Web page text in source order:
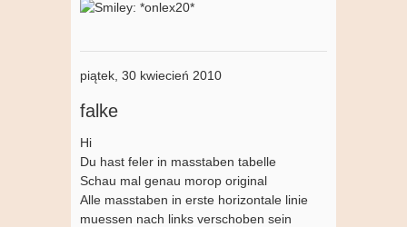
piątek, 30 kwiecień 2010
falke
Hi
Du hast feler in masstaben tabelle
Schau mal genau morop original
Alle masstaben in erste horizontale linie
muessen nach links verschoben sein